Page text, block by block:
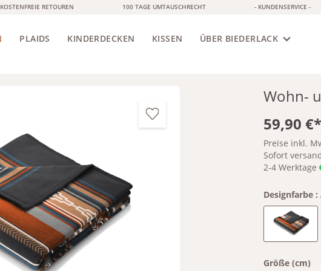
KOSTENFREIE RETOUREN 100 TAGE UMTAUSCHRECHT - KUNDENSERVICE -
PLAIDS
KINDERDECKEN KISSEN
ÜBER BIEDERLACK
Wohn-
59,90 €*
Preise inkl.
Sofort
2-4 Werktage
Designfarbe :
Größe (cm)